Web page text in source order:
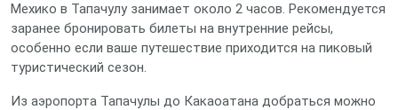
Мехико в Тапачулу занимает около 2 часов. Рекомендуется
заранее бронировать билеты на внутренние рейсы,
особенно если ваше путешествие приходится на пиковый
туристический сезон.
Из аэропорта Тапачулы до Какаоатана добраться можно